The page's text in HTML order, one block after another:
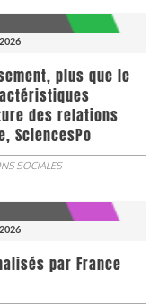
plus que le
des relations
SciencesPo
SOCIALES
par France